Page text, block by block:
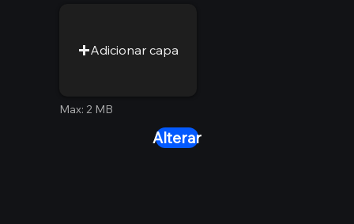
Adicionar capa
Max: 2 MB
Alterar